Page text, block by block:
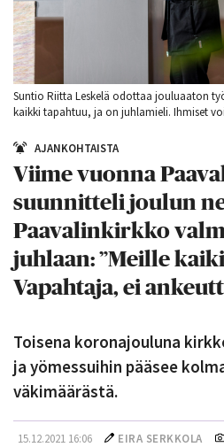
Suntio Riitta Leskelä odottaa jouluaaton
kaikki tapahtuu, ja on juhlamieli. Ihmiset
AJANKOHTAISTA
Viime vuonna
suunnitteli joulun
Paavalinkirkko
juhlaan: ”Meille
Vapahtaja, ei
Toisena koronajouluna
ja yömessuihin pääsee
väkimäärästä.
15.12.2021 16:06 EIRA SERKKOLA